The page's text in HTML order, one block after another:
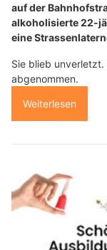
auf der
alkoholisierte 22-
eine
Sie blieb
abgenommen.
Weiterlesen